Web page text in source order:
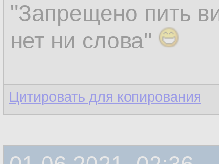
"Запрещено пить
нет ни слова"
Цитировать для копирования